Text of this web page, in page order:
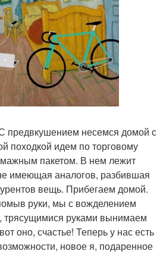
несемся домой с
походкой идем по торговому
пакетом. В нем лежит
имеющая аналогов, разбившая
вещь. Прибегаем домой.
руки, мы с вожделением
трясущимися руками вынимаем
оно, счастье! Теперь у нас есть
новое я, подаренное